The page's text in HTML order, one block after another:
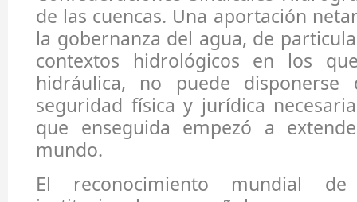
de las cuencas. Una aportación
la gobernanza del agua, de
contextos hidrológicos en los
hidráulica, no puede
seguridad física y jurídica
que enseguida empezó a
mundo.
El reconocimiento mundial